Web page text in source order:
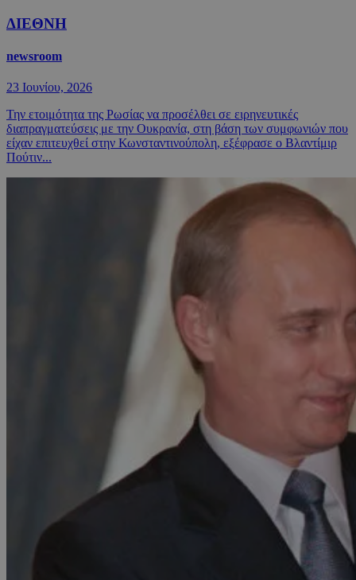
ΔΙΕΘΝΗ
newsroom
23 Ιουνίου, 2026
Την ετοιμότητα της Ρωσίας να προσέλθει σε ειρηνευτικές
διαπραγματεύσεις με την Ουκρανία, στη βάση των συμφωνιών που
είχαν επιτευχθεί στην Κωνσταντινούπολη, εξέφρασε ο Βλαντίμιρ
Πούτιν...